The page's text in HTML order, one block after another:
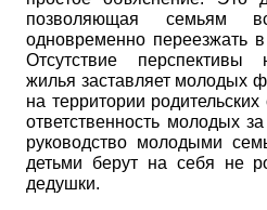
позволяющая семьям
одновременно переезжать
Отсутствие перспективы
жилья заставляет молодых
на территории
ответственность молодых
руководство молодыми
детьми берут на себя не
дедушки.